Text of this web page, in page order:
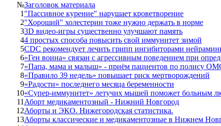
№Заголовок материала
1 "Пассивное курение" нарушает кроветворение
2"Хороший" холестерин тоже нужно держать в норме
33D видео-игры существенно улучшают память
44 простых способа повысить свой иммунитет зимой
5CDC рекомендует лечить грипп ингибиторами
6«Ген воина» связан с агрессивным поведением при
7«Папа, мама и малыш» - приём пациентов по полису
8«Правило 39 недель» повышает риск мертворождений
9«Радости» последнего месяца беременности
10«Супер-иммунитет» летучих мышей поможет больным
11 Аборт медикаментозный - Нижний Новгород
12Аборты и ЭКО. Нижегородская статистика.
13Аборты классические и медикаментозные в Нижнем